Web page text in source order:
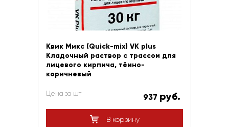
Квик Микс (Quick-mix) VK plus
Кладочный раствор с трассом для
лицевого кирпича, тёмно-
коричневый
Цена за шт 937 руб.
В корзину